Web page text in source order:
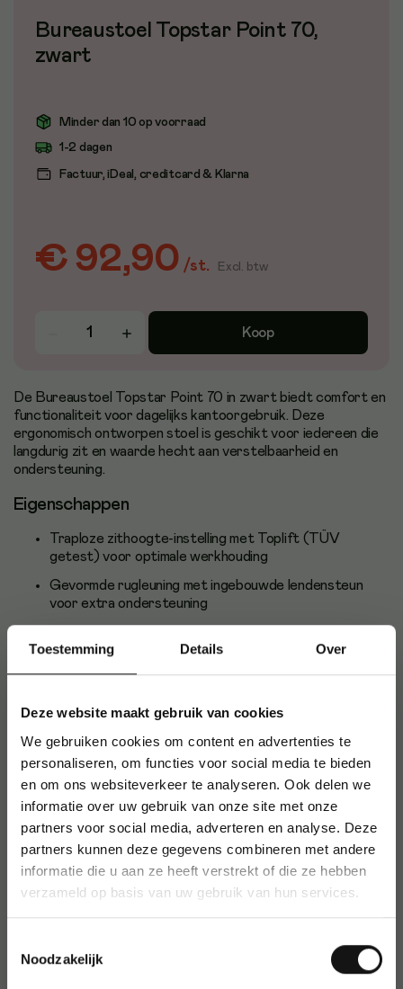
Toestemming Details Over
Deze website maakt gebruik van cookies
We gebruiken cookies om content en advertenties te
personaliseren, om functies voor social media te bieden
en om ons websiteverkeer te analyseren. Ook delen we
informatie over uw gebruik van onze site met onze
partners voor social media, adverteren en analyse. Deze
partners kunnen deze gegevens combineren met andere
informatie die u aan ze heeft verstrekt of die ze hebben
verzameld op basis van uw gebruik van hun services.
Noodzakelijk
Bureaustoel Topstar Point 70,
zwart
Minder dan 10 op voorraad
1-2 dagen
Factuur, iDeal, creditcard & Klarna
€ 92,90 /st. Excl. btw
Koop
De Bureaustoel Topstar Point 70 in zwart biedt comfort en
functionaliteit voor dagelijks kantoorgebruik. Deze
ergonomisch ontworpen stoel is geschikt voor iedereen die
langdurig zit en waarde hecht aan verstelbaarheid en
ondersteuning.
Eigenschappen
Traploze zithoogte-instelling met Toplift (TÜV
getest) voor optimale werkhouding
Gevormde rugleuning met ingebouwde lendensteun
voor extra ondersteuning
bevordering van comfortabel zitten
Zithoogte instelbaar van 41 tot 53 cm
Zitbreedte en zitdiepte: 45 cm
Rughoogte: 57 cm
Inclusief set wielen, geschikt voor de meeste
vloertypen
Eenvoudig zelf te monteren
Gebruik en gebruikers
Ideaal voor thuiswerkplekken en kantooromgevingen waar
ergonomie en individuele aanpasbaarheid belangrijk zijn.
Topstar is een toonaangevende Duitse fabrikant van